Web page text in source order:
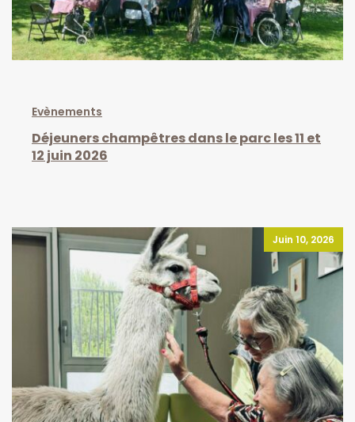
Evènements
Déjeuners champêtres dans le parc les 11 et
12 juin 2026
Juin 10, 2026